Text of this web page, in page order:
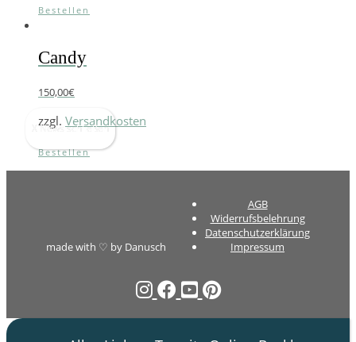
Bestellen
Candy
150,00€
zzgl. Versandkosten
Bestellen
made with ♡ by Danusch
AGB
Widerrufsbelehrung
Datenschutzerklärung
Impressum
X News schließen